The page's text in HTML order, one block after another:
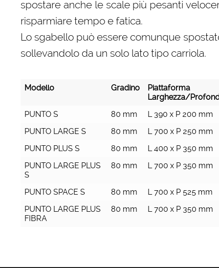
spostare anche le scale più pesanti
risparmiare tempo e fatica.
Lo sgabello può essere comunque
sollevandolo da un solo lato tipo carriola.
Modello Gradino
Piattaforma
Larghezza/
Modello
Gradino
Piattaforma
Larghezza/
PUNTO S 80 mm
L 390 x P 200 mm
PUNTO LARGE S
80 mm
L 700 x P 250 mm
PUNTO PLUS S
80 mm
L 400 x P 350 mm
PUNTO LARGE PLUS
S
80 mm L 700 x P 350 mm
PUNTO SPACE S 80 mm
L 700 x P 525 mm
PUNTO LARGE PLUS
FIBRA
80 mm L 700 x P 350 mm